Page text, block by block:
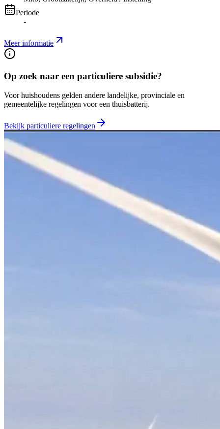
Periode
-
Meer informatie
Op zoek naar een particuliere subsidie?
Voor huishoudens gelden andere landelijke, provinciale en
gemeentelijke regelingen voor een thuisbatterij.
Bekijk particuliere regelingen